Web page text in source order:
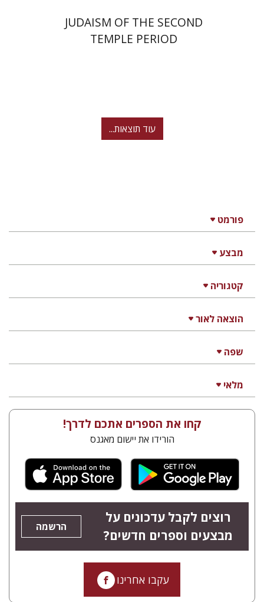
פורמט
מבצע
קטגוריה
הוצאה לאור
שפה
מלאי
JUDAISM OF THE SECOND
TEMPLE PERIOD
עוד תוצאות...
קחו את הספרים אתכם לדרך!
הורידו את יישום מאגנס
רוצים לקבל עדכונים על
מבצעים וספרים חדשים?
הרשמה
עקבו אחרינו